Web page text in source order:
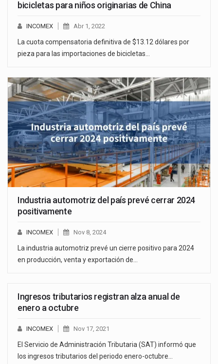
bicicletas para niños originarias de China
INCOMEX Abr 1, 2022
La cuota compensatoria definitiva de $13.12 dólares por
pieza para las importaciones de bicicletas…
Industria automotriz del país prevé cerrar 2024
positivamente
INCOMEX Nov 8, 2024
La industria automotriz prevé un cierre positivo para 2024
en producción, venta y exportación de…
Ingresos tributarios registran alza anual de
enero a octubre
INCOMEX Nov 17, 2021
El Servicio de Administración Tributaria (SAT) informó que
los ingresos tributarios del periodo enero-octubre…